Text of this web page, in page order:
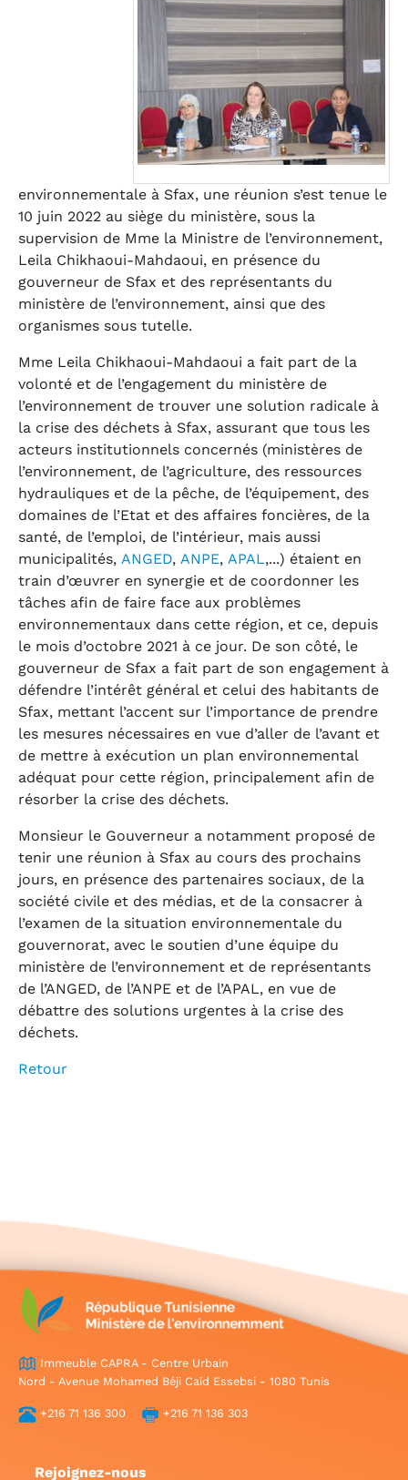
environnementale à Sfax, une réunion s’est tenue le
10 juin 2022 au siège du ministère, sous la
supervision de Mme la Ministre de l’environnement,
Leila Chikhaoui-Mahdaoui, en présence du
gouverneur de Sfax et des représentants du
ministère de l’environnement, ainsi que des
organismes sous tutelle.
Mme Leila Chikhaoui-Mahdaoui a fait part de la
volonté et de l’engagement du ministère de
l’environnement de trouver une solution radicale à
la crise des déchets à Sfax, assurant que tous les
acteurs institutionnels concernés (ministères de
l’environnement, de l’agriculture, des ressources
hydrauliques et de la pêche, de l’équipement, des
domaines de l’Etat et des affaires foncières, de la
santé, de l’emploi, de l’intérieur, mais aussi
municipalités, ANGED, ANPE, APAL,...) étaient en
train d’œuvrer en synergie et de coordonner les
tâches afin de faire face aux problèmes
environnementaux dans cette région, et ce, depuis
le mois d’octobre 2021 à ce jour. De son côté, le
gouverneur de Sfax a fait part de son engagement à
défendre l’intérêt général et celui des habitants de
Sfax, mettant l’accent sur l’importance de prendre
les mesures nécessaires en vue d’aller de l’avant et
de mettre à exécution un plan environnemental
adéquat pour cette région, principalement afin de
résorber la crise des déchets.
Monsieur le Gouverneur a notamment proposé de
tenir une réunion à Sfax au cours des prochains
jours, en présence des partenaires sociaux, de la
société civile et des médias, et de la consacrer à
l’examen de la situation environnementale du
gouvernorat, avec le soutien d’une équipe du
ministère de l’environnement et de représentants
de l’ANGED, de l’ANPE et de l’APAL, en vue de
débattre des solutions urgentes à la crise des
déchets.
Retour
Immeuble CAPRA - Centre Urbain
Nord - Avenue Mohamed Béji Caïd Essebsi - 1080 Tunis
+216 71 136 300 +216 71 136 303
Rejoignez-nous